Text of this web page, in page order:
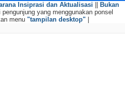
Insiprasi dan Aktualisasi || Bukan
pengunjung yang menggunakan ponsel
menu "tampilan desktop" |